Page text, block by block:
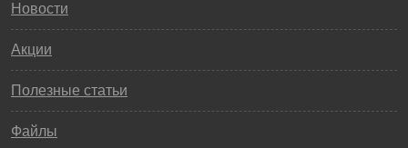
Новости
Акции
Полезные статьи
Файлы